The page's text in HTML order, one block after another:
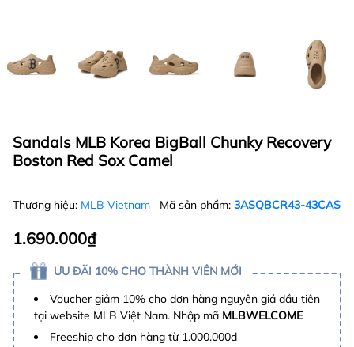
Sandals MLB Korea BigBall Chunky Recovery
Boston Red Sox Camel
Thương hiệu: MLB Vietnam Mã sản phẩm: 3ASQBCR43-43CAS
1.690.000₫
ƯU ĐÃI 10% CHO THÀNH VIÊN MỚI
Voucher giảm 10% cho đơn hàng nguyên giá đầu tiên
tại website MLB Việt Nam. Nhập mã MLBWELCOME
Freeship cho đơn hàng từ 1.000.000đ